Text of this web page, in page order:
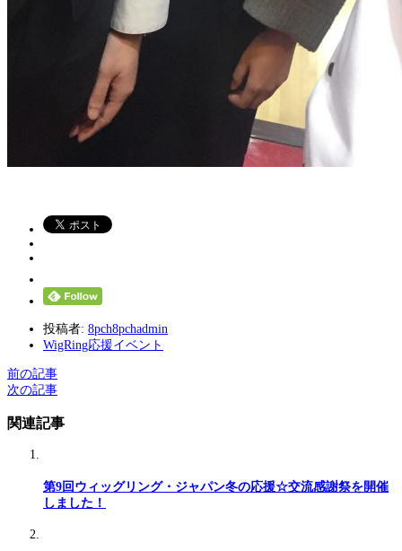
投稿者: 8pch8pchadmin
WigRing応援イベント
前の記事
次の記事
関連記事
第9回ウィッグリング・ジャパン冬の応援☆交流感謝祭を開催
しました！